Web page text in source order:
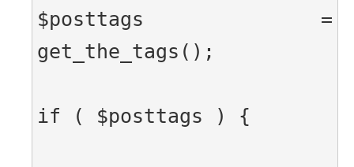
$posttags =
get_the_tags();
if ( $posttags ) {